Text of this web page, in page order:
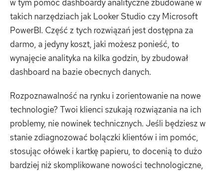
w tym pomóc dashboardy analityczne zbudowane w
takich narzędziach jak Looker Studio czy Microsoft
PowerBI. Część z tych rozwiązań jest dostępna za
darmo, a jedyny koszt, jaki możesz ponieść, to
wynajęcie analityka na kilka godzin, by zbudował
dashboard na bazie obecnych danych.
Rozpoznawalność na rynku i zorientowanie na nowe
technologie? Twoi klienci szukają rozwiązania na ich
problemy, nie nowinek technicznych. Jeśli będziesz w
stanie zdiagnozować bolączki klientów i im pomóc,
stosując ołówek i kartkę papieru, to docenią to dużo
bardziej niż skomplikowane nowości technologiczne,